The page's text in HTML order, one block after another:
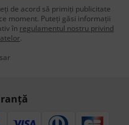
de acord să primiți publicitate
moment. Puteți găsi informații
în regulamentul nostru privind
.